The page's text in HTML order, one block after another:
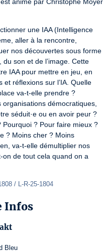
une IAA (Intelligence
aller à la rencontre,
nos découvertes sous forme
son et de l’image. Cette
IAA pour mettre en jeu, en
réflexions sur l’IA. Quelle
va-t-elle prendre ?
démocratiques,
séduit·e ou en avoir peur ?
Pourquoi ? Pour faire mieux ?
? Moins cher ? Moins
va-t-elle démultiplier nos
de tout cela quand on a
/ L-R-25-1804
Infos
Bleu